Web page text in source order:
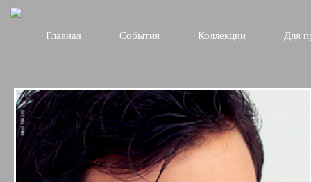
Главная События Коллекции Для